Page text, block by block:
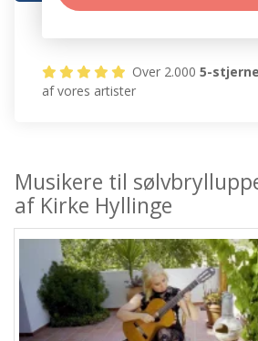
Over 2.0005-
af vores artister
Musikere til
af Kirke Hyllinge